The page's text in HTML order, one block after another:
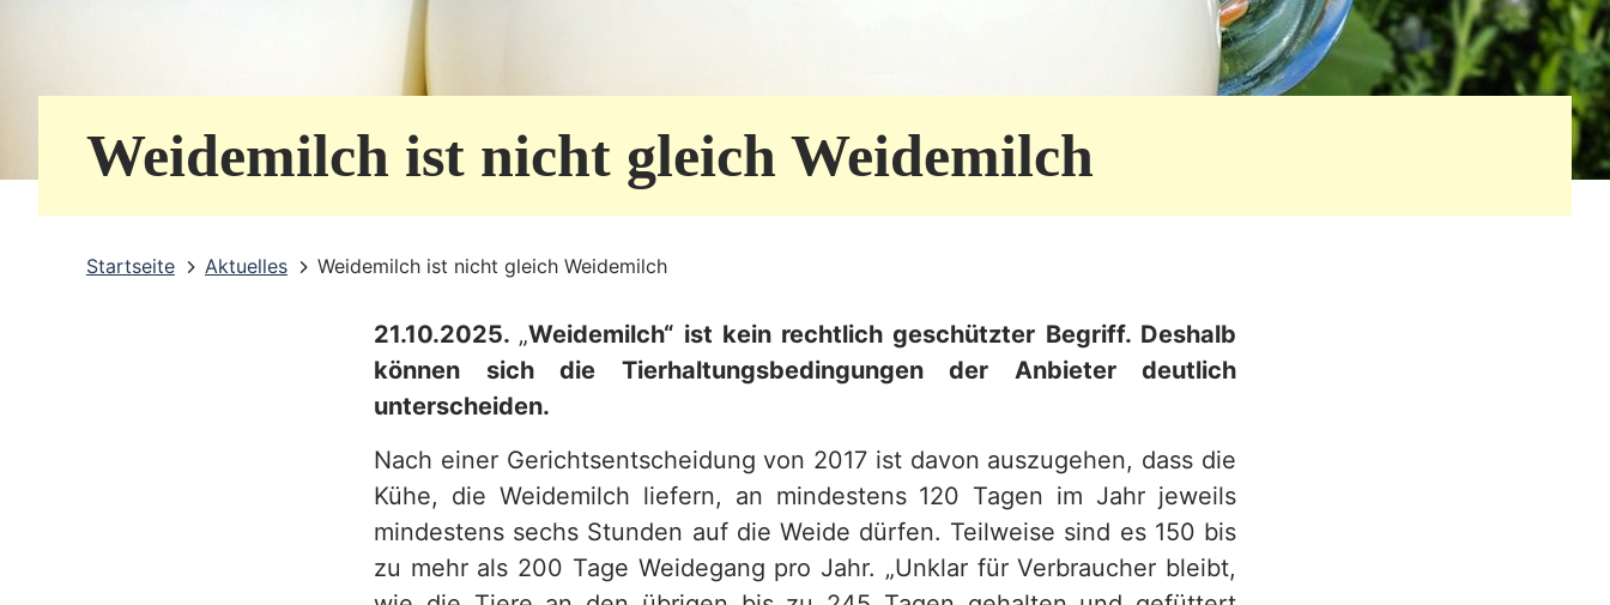
Weidemilch ist nicht gleich Weidemilch
Startseite Aktuelles Weidemilch ist nicht gleich Weidemilch
21.10.2025. „Weidemilch“ ist kein rechtlich geschützter Begriff. Deshalb
können sich die Tierhaltungsbedingungen der Anbieter deutlich
unterscheiden.
Nach einer Gerichtsentscheidung von 2017 ist davon auszugehen, dass die
Kühe, die Weidemilch liefern, an mindestens 120 Tagen im Jahr jeweils
mindestens sechs Stunden auf die Weide dürfen. Teilweise sind es 150 bis
zu mehr als 200 Tage Weidegang pro Jahr. „Unklar für Verbraucher bleibt,
i